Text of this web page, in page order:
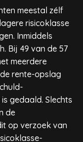
meestal zélf
risicoklasse
Inmiddels
Bij 49 van de 57
meerdere
rente-opslag
gedaald. Slechts
de
op verzoek van